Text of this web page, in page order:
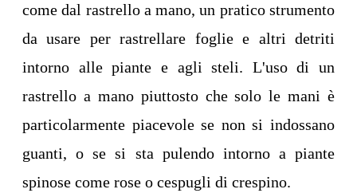
come dal rastrello a mano, un pratico strumento
da usare per rastrellare foglie e altri detriti
intorno alle piante e agli steli. L'uso di un
rastrello a mano piuttosto che solo le mani è
particolarmente piacevole se non si indossano
guanti, o se si sta pulendo intorno a piante
spinose come rose o cespugli di crespino.